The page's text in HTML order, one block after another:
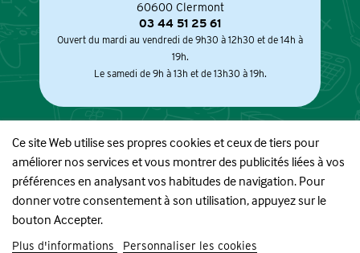
60600 Clermont
03 44 51 25 61
Ouvert du mardi au vendredi de 9h30 à 12h30 et de 14h à
19h.
Le samedi de 9h à 13h et de 13h30 à 19h.
À PROPOS
BOUTIQUE
Ce site Web utilise ses propres cookies et ceux de tiers pour
améliorer nos services et vous montrer des publicités liées à vos
préférences en analysant vos habitudes de navigation. Pour
donner votre consentement à son utilisation, appuyez sur le
bouton Accepter.
Plus d'informations Personnaliser les cookies